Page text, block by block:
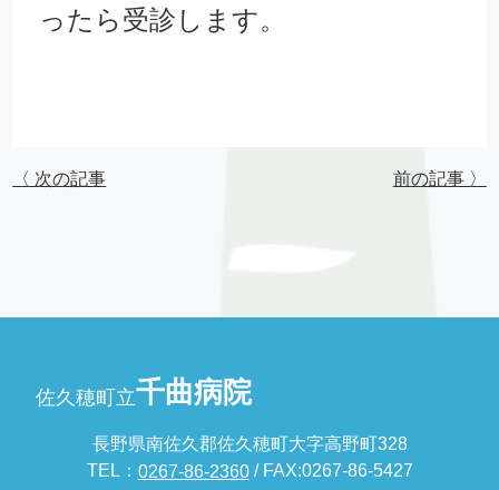
ったら受診します。
〈 次の記事 前の記事 〉
佐久穂町立千曲病院
長野県南佐久郡佐久穂町大字高野町328
TEL： 0267-86-2360/ FAX:0267-86-5427